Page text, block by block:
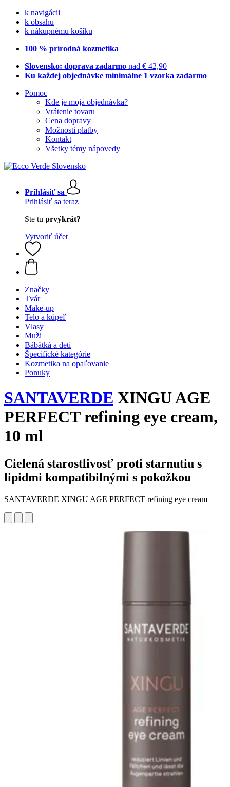
k navigácii
k obsahu
k nákupnému košíku
100 % prírodná kozmetika
Slovensko: doprava zadarmo nad € 42,90
Ku každej objednávke minimálne 1 vzorka zadarmo
Pomoc
Kde je moja objednávka?
Vrátenie tovaru
Cena dopravy
Možnosti platby
Kontakt
Všetky témy nápovedy
Prihlásiť sa
Prihlásiť sa teraz
Ste tu prvýkrát?
Vytvoriť účet
Značky
Tvár
Make-up
Telo a kúpeľ
Vlasy
Muži
Bábätká a deti
Špecifické kategórie
Kozmetika na opaľovanie
Ponuky
SANTAVERDE XINGU AGE
PERFECT refining eye cream,
10 ml
Cielená starostlivosť proti starnutiu s
lipidmi kompatibilnými s pokožkou
SANTAVERDE XINGU AGE PERFECT refining eye cream